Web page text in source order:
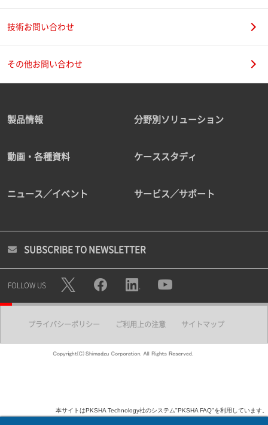
技術お問い合わせ
その他お問い合わせ
製品情報 分野別ソリューション
動画・各種資料 ケーススタディ
ニュース／イベント サービス／サポート
SUBSCRIBE TO NEWSLETTER
FOLLOW US
プライバシーポリシー ご利用上の注意 サイトマップ
本サイトはPKSHA Technology社のシステム"PKSHA FAQ"を利用しています。